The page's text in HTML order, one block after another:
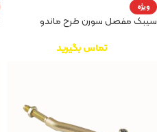
ویژه
سیبک مفصل سورن طرح ماندو
تماس بگیرید